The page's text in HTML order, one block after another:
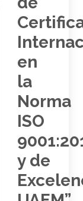
en
la
Norma
ISO
y de